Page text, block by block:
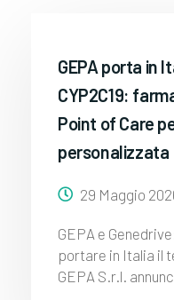
GEPA porta in
CYP2C19:
Point of Care
personalizzata
29 Maggio
GEPA e
portare in Italia il
GEPA S.r.l.